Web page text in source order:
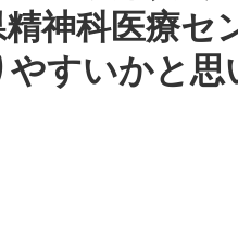
神科医療セ
すいかと